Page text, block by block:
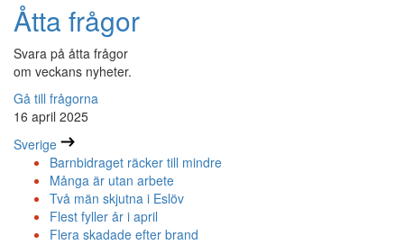
Åtta frågor
Svara på åtta frågor
om veckans nyheter.
Gå till frågorna
16 april 2025
Sverige
Barnbidraget räcker till mindre
Många är utan arbete
Två män skjutna i Eslöv
Flest fyller år i april
Flera skadade efter brand